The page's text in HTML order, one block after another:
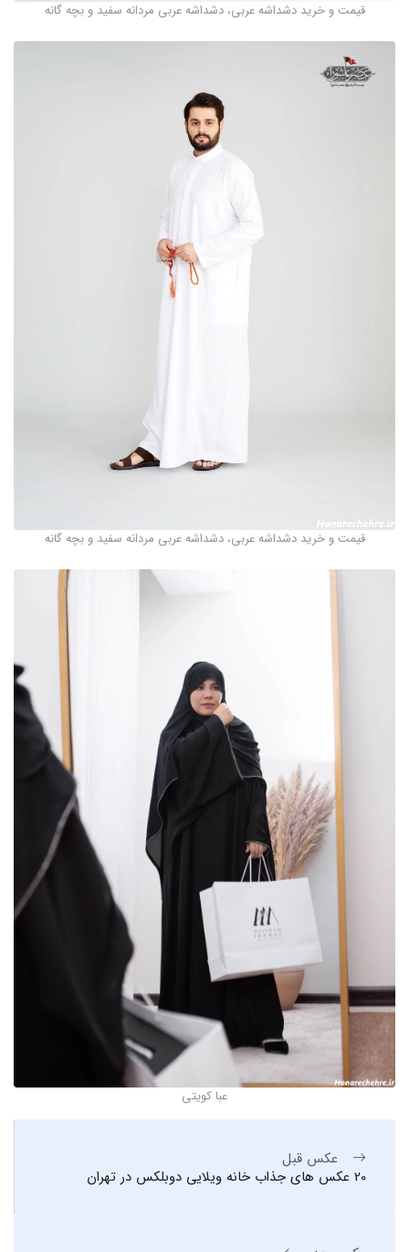
قیمت و خرید دشداشه عربی، دشداشه عربی مردانه سفید و بچه گانه
قیمت و خرید دشداشه عربی، دشداشه عربی مردانه سفید و بچه گانه
عبا کویتی
عکس قبل
20 عکس های جذاب خانه ویلایی دوبلکس در تهران